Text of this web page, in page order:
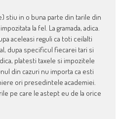
stiu in o buna parte din tarile din
la fel. La gramada, adica.
aceleasi reguli ca toti ceilalti
dupa specificul fiecarei tari si
platesti taxele si impozitele
din cazuri nu importa ca esti
ori presedintele academiei.
pe care le astept eu de la orice